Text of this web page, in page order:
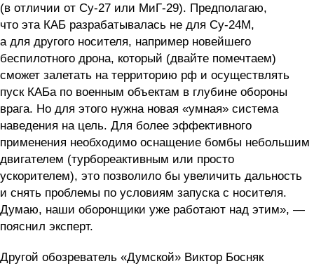
(в отличии от Су-27 или МиГ-29). Предполагаю,
что эта КАБ разрабатывалась не для Су-24М,
а для другого носителя, например новейшего
беспилотного дрона, который (двайте помечтаем)
сможет залетать на территорию рф и осуществлять
пуск КАБа по военным объектам в глубине обороны
врага. Но для этого нужна новая «умная» система
наведения на цель. Для более эффективного
применения необходимо оснащение бомбы небольшим
двигателем (турбореактивным или просто
ускорителем), это позволило бы увеличить дальность
и снять проблемы по условиям запуска с носителя.
Думаю, наши оборонщики уже работают над этим», —
пояснил эксперт.
Другой обозреватель «Думской» Виктор Босняк